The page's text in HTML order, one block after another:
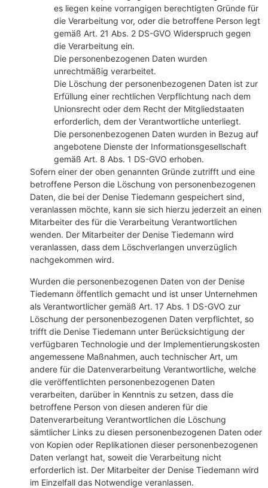
es liegen keine vorrangigen berechtigten Gründe für
die Verarbeitung vor, oder die betroffene Person legt
gemäß Art. 21 Abs. 2 DS-GVO Widerspruch gegen
die Verarbeitung ein.
Die personenbezogenen Daten wurden
unrechtmäßig verarbeitet.
Die Löschung der personenbezogenen Daten ist zur
Erfüllung einer rechtlichen Verpflichtung nach dem
Unionsrecht oder dem Recht der Mitgliedstaaten
erforderlich, dem der Verantwortliche unterliegt.
Die personenbezogenen Daten wurden in Bezug auf
angebotene Dienste der Informationsgesellschaft
gemäß Art. 8 Abs. 1 DS-GVO erhoben.
Sofern einer der oben genannten Gründe zutrifft und eine
betroffene Person die Löschung von personenbezogenen
Daten, die bei der Denise Tiedemann gespeichert sind,
veranlassen möchte, kann sie sich hierzu jederzeit an einen
Mitarbeiter des für die Verarbeitung Verantwortlichen
wenden. Der Mitarbeiter der Denise Tiedemann wird
veranlassen, dass dem Löschverlangen unverzüglich
nachgekommen wird.
Wurden die personenbezogenen Daten von der Denise
Tiedemann öffentlich gemacht und ist unser Unternehmen
als Verantwortlicher gemäß Art. 17 Abs. 1 DS-GVO zur
Löschung der personenbezogenen Daten verpflichtet, so
trifft die Denise Tiedemann unter Berücksichtigung der
verfügbaren Technologie und der Implementierungskosten
angemessene Maßnahmen, auch technischer Art, um
andere für die Datenverarbeitung Verantwortliche, welche
die veröffentlichten personenbezogenen Daten
verarbeiten, darüber in Kenntnis zu setzen, dass die
betroffene Person von diesen anderen für die
Datenverarbeitung Verantwortlichen die Löschung
sämtlicher Links zu diesen personenbezogenen Daten oder
von Kopien oder Replikationen dieser personenbezogenen
Daten verlangt hat, soweit die Verarbeitung nicht
erforderlich ist. Der Mitarbeiter der Denise Tiedemann wird
im Einzelfall das Notwendige veranlassen.